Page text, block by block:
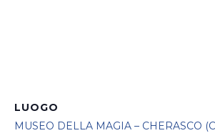
LUOGO
MUSEO DELLA MAGIA – CHERASCO